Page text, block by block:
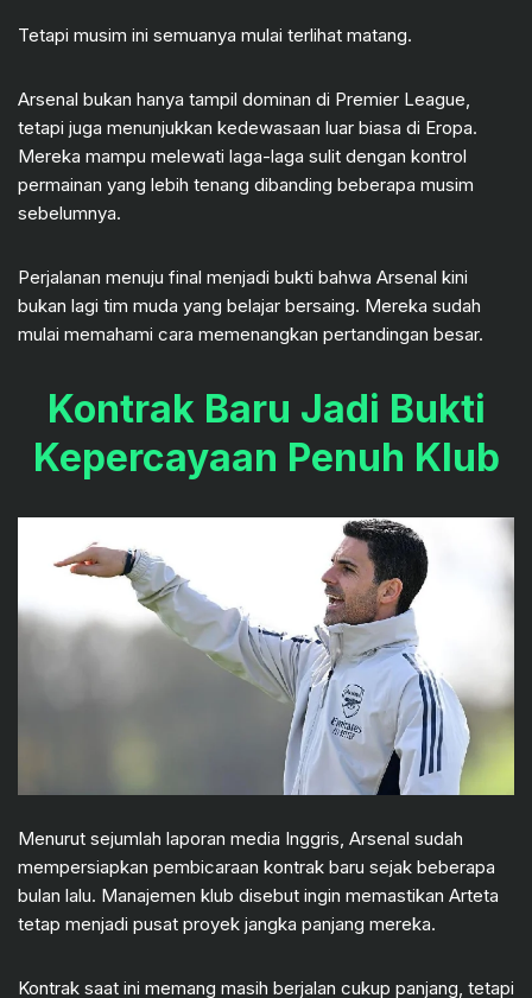
Tetapi musim ini semuanya mulai terlihat matang.
Arsenal bukan hanya tampil dominan di Premier League,
tetapi juga menunjukkan kedewasaan luar biasa di Eropa.
Mereka mampu melewati laga-laga sulit dengan kontrol
permainan yang lebih tenang dibanding beberapa musim
sebelumnya.
Perjalanan menuju final menjadi bukti bahwa Arsenal kini
bukan lagi tim muda yang belajar bersaing. Mereka sudah
mulai memahami cara memenangkan pertandingan besar.
Kontrak Baru Jadi Bukti
Kepercayaan Penuh Klub
Menurut sejumlah laporan media Inggris, Arsenal sudah
mempersiapkan pembicaraan kontrak baru sejak beberapa
bulan lalu. Manajemen klub disebut ingin memastikan Arteta
tetap menjadi pusat proyek jangka panjang mereka.
Kontrak saat ini memang masih berjalan cukup panjang, tetapi